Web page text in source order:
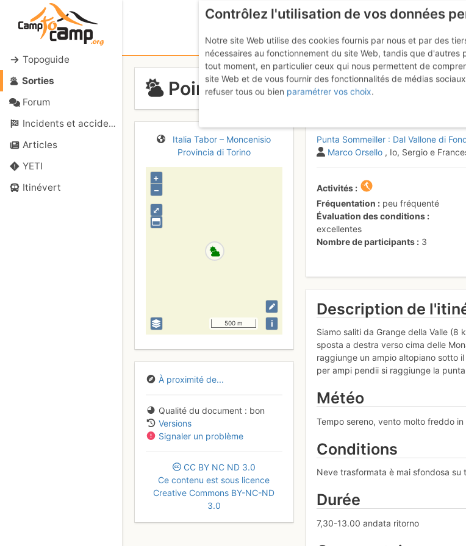
Topoguide
Sorties
Forum
Incidents et accidents
Articles
YETI
Itinévert
Pointe Sommeiller : traversée de
Italia Tabor – Moncenisio
Provincia di Torino
⤢
+
–
500 m i
À proximité de...
Qualité du document
bon
Versions
Signaler un problème
CC BY NC ND 3.0
Ce contenu est sous licence
Creative Commons BY-NC-ND
3.0
Punta Sommeiller : Dal Vallone di
Marco Orsello , Io, Sergio e
Activités
Fréquentation
peu fréquenté
Évaluation des conditions
excellentes
Nombre de participants
3
Description de
Siamo saliti da Grange della Valle (8
sposta a destra verso cima delle
raggiunge un ampio altopiano sotto
per ampi pendii si raggiunge la
Météo
Tempo sereno, vento molto freddo in
Conditions
Neve trasformata è mai sfondosa su
Durée
7,30-13.00 andata ritorno
Contrôlez l'utilisation de vos données
Notre site Web utilise des cookies fournis par nous et par des
nécessaires au fonctionnement du site Web, tandis que d'autres
tout moment, en particulier ceux qui nous permettent de
site Web et de vous fournir des fonctionnalités de médias
refuser tous ou bien paramétrer vos choix.